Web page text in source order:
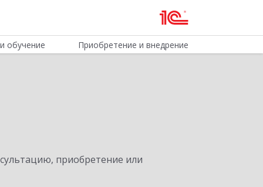
обучение Приобретение и внедрение
приобретение или